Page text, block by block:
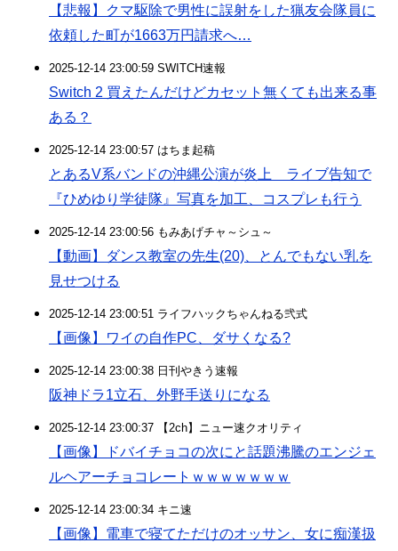
【悲報】クマ駆除で男性に誤射をした猟友会隊員に
依頼した町が1663万円請求へ…
2025-12-14 23:00:59 SWITCH速報
Switch 2 買えたんだけどカセット無くても出来る事
ある？
2025-12-14 23:00:57 はちま起稿
とあるV系バンドの沖縄公演が炎上 ライブ告知で
『ひめゆり学徒隊』写真を加工、コスプレも行う
2025-12-14 23:00:56 もみあげチャ～シュ～
【動画】ダンス教室の先生(20)、とんでもない乳を
見せつける
2025-12-14 23:00:51 ライフハックちゃんねる弐式
【画像】ワイの自作PC、ダサくなる?
2025-12-14 23:00:38 日刊やきう速報
阪神ドラ1立石、外野手送りになる
2025-12-14 23:00:37 【2ch】ニュー速クオリティ
【画像】ドバイチョコの次にと話題沸騰のエンジェ
ルヘアーチョコレートｗｗｗｗｗｗｗ
2025-12-14 23:00:34 キニ速
【画像】電車で寝てただけのオッサン、女に痴漢扱